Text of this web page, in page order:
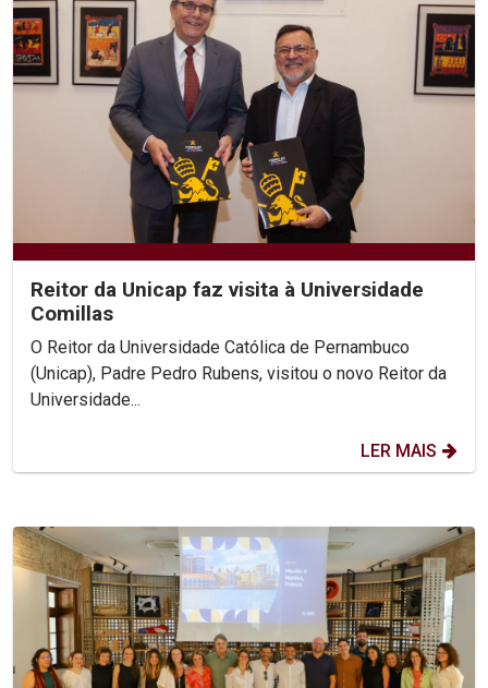
Reitor da Unicap faz visita à Universidade
Comillas
O Reitor da Universidade Católica de Pernambuco
(Unicap), Padre Pedro Rubens, visitou o novo Reitor da
Universidade...
LER MAIS